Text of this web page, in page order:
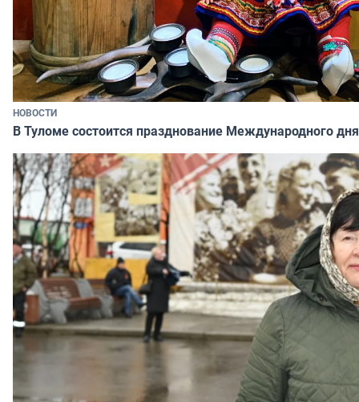
НОВОСТИ
В Туломе состоится празднование Международного